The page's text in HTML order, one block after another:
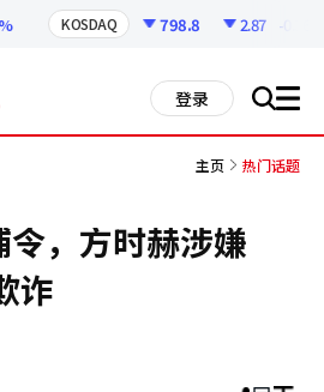
KOSDAQ 798.8 2.87 -0.36%
登录 搜 all
主页 热门话题
，方时赫涉嫌
诈